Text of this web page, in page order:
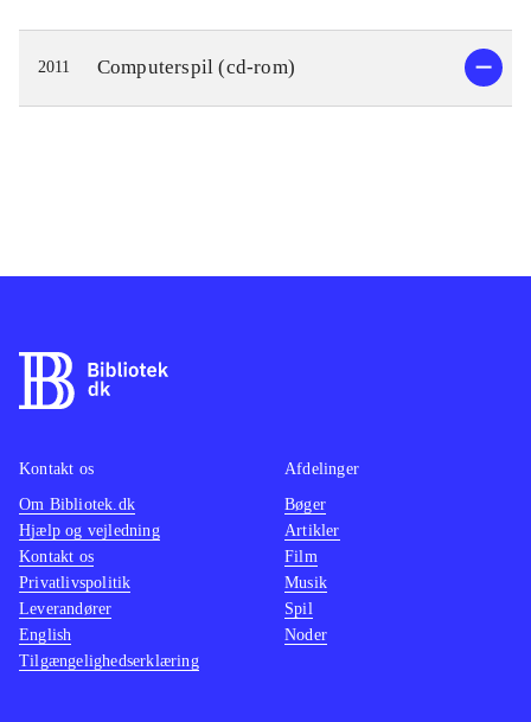
2011 Computerspil (cd-rom)
Kontakt os
Om Bibliotek.dk
Hjælp og vejledning
Kontakt os
Privatlivspolitik
Leverandører
English
Tilgængelighedserklæring
Afdelinger
Bøger
Artikler
Film
Musik
Spil
Noder